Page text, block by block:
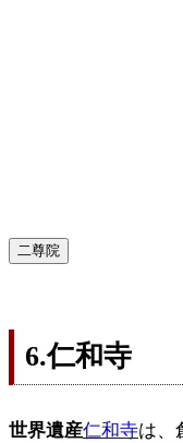
二尊院
6.仁和寺
世界遺産仁和寺は、